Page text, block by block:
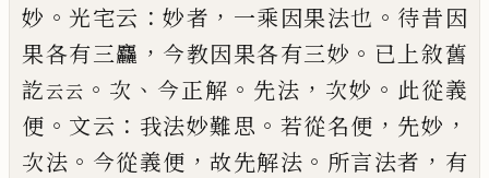
妙 。 光宅云 ：妙者 ， 一乘因果法也 。 待昔因
果各有三麤 ， 今教因果各有三妙 。 已 上敘舊
訖云云 。 次 、 今正解 。 先法 ， 次妙 。 此從義
便 。 文云 ： 我法妙難思 。 若從名便 ， 先妙 ，
次法 。 今從義便 ，故先解法 。 所言法者 ， 有